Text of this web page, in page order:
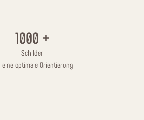
1000 +
Schilder
optimale Orientierung